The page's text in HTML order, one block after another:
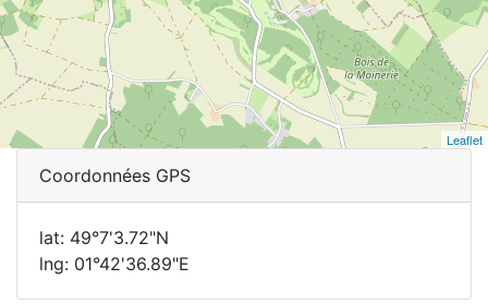
Leaflet
Coordonnées GPS
lat: 49°7'3.72"N
lng: 01°42'36.89"E